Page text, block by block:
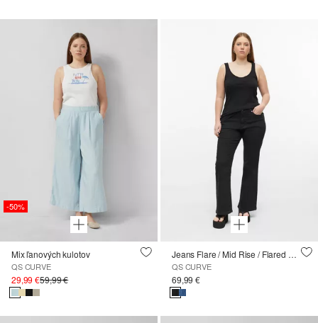
-50%
Mix ľanových kulotov
QS CURVE
29,99 €59,99 €
Jeans Flare / Mid Rise / Flared Leg
QS CURVE
69,99 €